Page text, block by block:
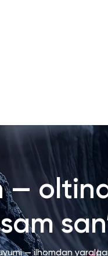
—
— ilhomdan